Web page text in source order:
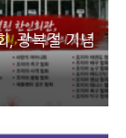
, 광복절 기념